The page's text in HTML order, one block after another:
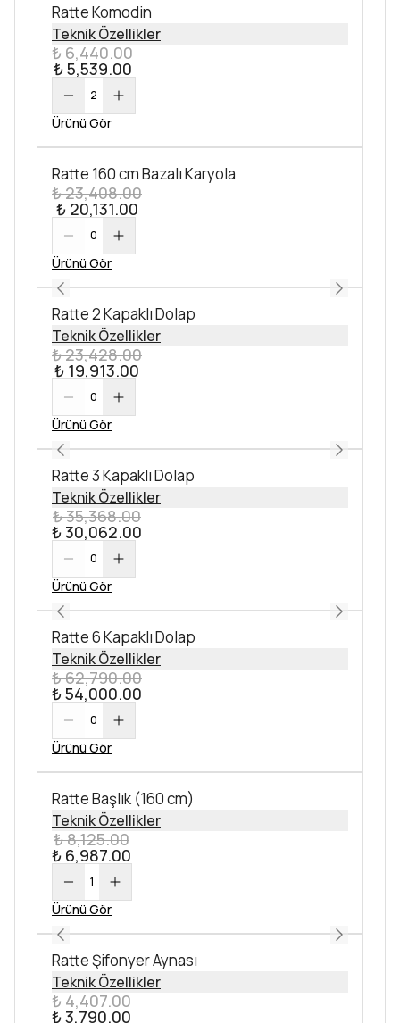
Ratte Komodin
Teknik Özellikler
₺ 6,440.00
₺ 5,539.00
2
Ürünü Gör
Ratte 160 cm Bazalı Karyola
₺ 23,408.00
₺ 20,131.00
0
Ürünü Gör
Ratte 2 Kapaklı Dolap
Teknik Özellikler
₺ 23,428.00
₺ 19,913.00
0
Ürünü Gör
Ratte 3 Kapaklı Dolap
Teknik Özellikler
₺ 35,368.00
₺ 30,062.00
0
Ürünü Gör
Ratte 6 Kapaklı Dolap
Teknik Özellikler
₺ 62,790.00
₺ 54,000.00
0
Ürünü Gör
Ratte Başlık (160 cm)
Teknik Özellikler
₺ 8,125.00
₺ 6,987.00
1
Ürünü Gör
Ratte Şifonyer Aynası
Teknik Özellikler
₺ 4,407.00
₺ 3,790.00